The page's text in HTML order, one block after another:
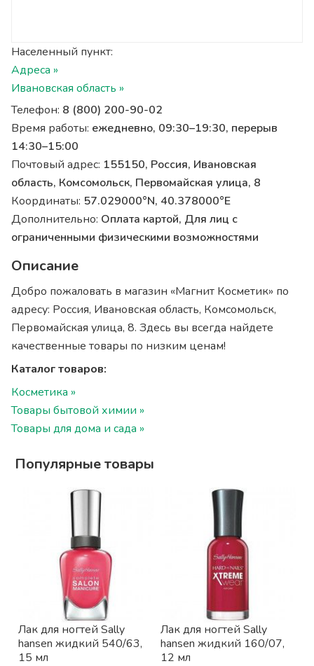
Населенный пункт:
Адреса »
Ивановская область »
Телефон: 8 (800) 200-90-02
Время работы: ежедневно, 09:30–19:30, перерыв
14:30–15:00
Почтовый адрес: 155150, Россия, Ивановская
область, Комсомольск, Первомайская улица, 8
Координаты: 57.029000°N, 40.378000°E
Дополнительно: Оплата картой, Для лиц с
ограниченными физическими возможностями
Описание
Добро пожаловать в магазин «Магнит Косметик» по
адресу: Россия, Ивановская область, Комсомольск,
Первомайская улица, 8. Здесь вы всегда найдете
качественные товары по низким ценам!
Каталог товаров:
Косметика »
Товары бытовой химии »
Товары для дома и сада »
Популярные товары
Лак для ногтей Sally
hansen жидкий 540/63,
15 мл
Лак для ногтей Sally
hansen жидкий 160/07,
12 мл